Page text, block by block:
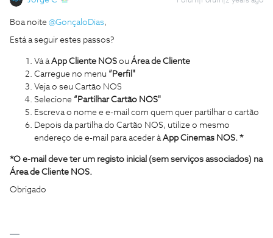
Boa noite @GonçaloDias,
Está a seguir estes passos?
Vá àApp Cliente NOS ou Área de Cliente
Carregue no menu “Perfil"
Veja o seu Cartão NOS
Selecione “Partilhar Cartão NOS"
Escreva o nome e e-mail com quem quer partilhar o cartão
Depois da partilha do Cartão NOS, utilize o mesmo
endereço de e-mail para aceder àApp Cinemas NOS. *
*O e-mail deve ter um registo inicial (sem serviços associados) na
Área de Cliente NOS.
Obrigado